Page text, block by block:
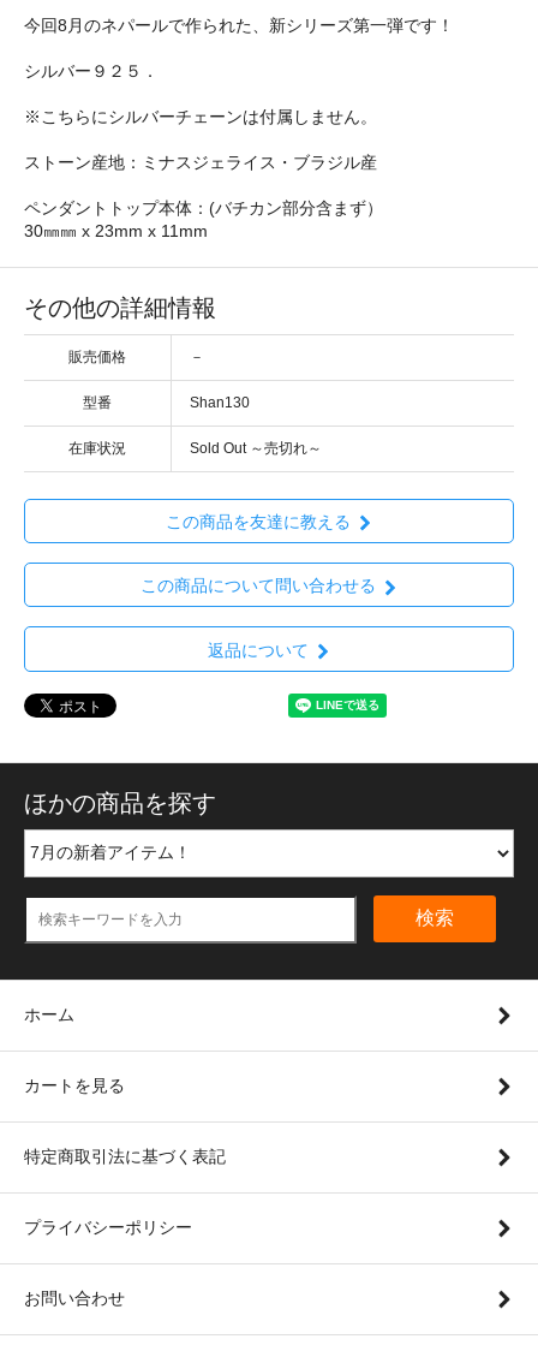
今回8月のネパールで作られた、新シリーズ第一弾です！
シルバー９２５．
※こちらにシルバーチェーンは付属しません。
ストーン産地：ミナスジェライス・ブラジル産
ペンダントトップ本体：(バチカン部分含まず）
30㎜㎜ x 23mm x 11mm
その他の詳細情報
販売価格 －
型番 Shan130
在庫状況 Sold Out ～売切れ～
この商品を友達に教える
この商品について問い合わせる
返品について
ほかの商品を探す
検索
ホーム
カートを見る
特定商取引法に基づく表記
プライバシーポリシー
お問い合わせ